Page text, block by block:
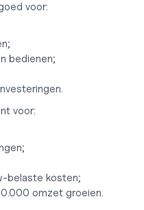
voor:
bedienen;
voor:
belaste kosten;
omzet groeien.